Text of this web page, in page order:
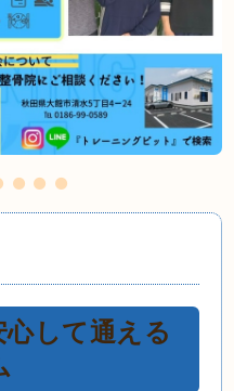
して通える